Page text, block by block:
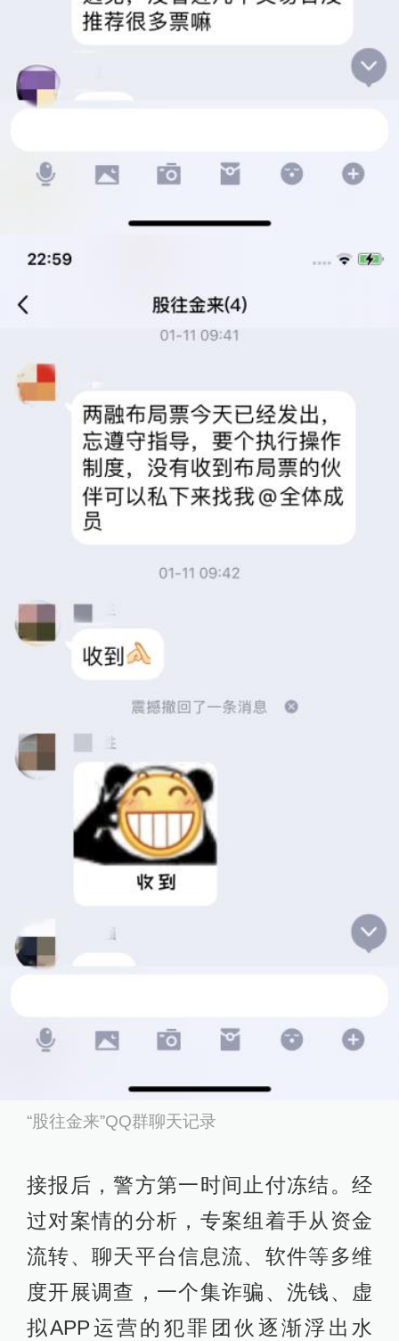
“股往金来”QQ群聊天记录
接报后，警方第一时间止付冻结。经
过对案情的分析，专案组着手从资金
流转、聊天平台信息流、软件等多维
度开展调查，一个集诈骗、洗钱、虚
拟APP运营的犯罪团伙逐渐浮出水